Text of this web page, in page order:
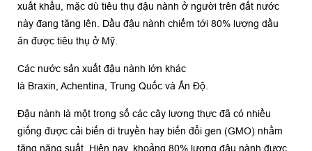
xuất khẩu, mặc dù tiêu thụ đậu nành ở người trên đất nước
này đang tăng lên. Dầu đậu nành chiếm tới 80% lượng dầu
ăn được tiêu thụ ở Mỹ.
Các nước sản xuất đậu nành lớn khác
là Braxin, Achentina Trung Quốc và Ấn Độ
Đậu nành là một trong số các cây lương thực đã có nhiều
giống được cải biến di truyền hay biến đổi gen (GMO) nhằm
tăng năng suất. Hiện nay, khoảng 80% lượng đậu nành được